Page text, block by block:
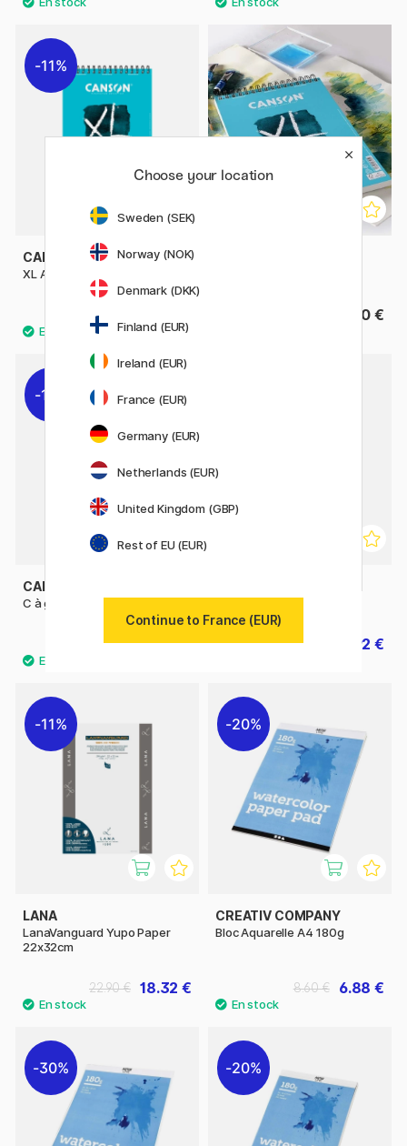
11%
CANSON
XL Aquarelle 300g A4
16.90 € 29.90 €
11%
CANSON
C à grain 180g A4+
10 €
12.50 € 11.92 €
14.90 €
11%
LANA
LanaVanguard Yupo Paper
22x32cm
18.32 €
22.90 €
20%
CREATIV COMPANY
Bloc Aquarelle A4 180g
6.88 €
8.60 €
30% 20%
Choose your location
Sweden (SEK)
Norway (NOK)
Denmark (DKK)
Finland (EUR)
Ireland (EUR)
France (EUR)
Germany (EUR)
Netherlands (EUR)
United Kingdom (GBP)
Rest of EU (EUR)
Continue to France (EUR)